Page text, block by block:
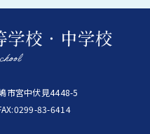
市宮中伏見4448-5
83-6414